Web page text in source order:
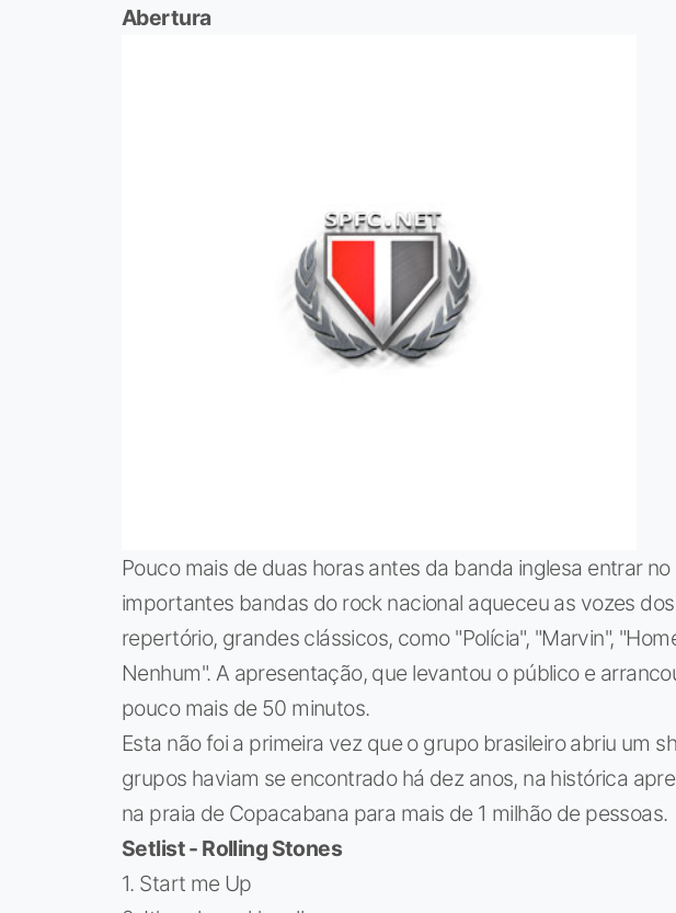
Abertura
Pouco mais de duas horas antes da banda inglesa entrar
importantes bandas do rock nacional aqueceu as vozes
repertório, grandes clássicos, como "Polícia", "Marvin",
Nenhum". A apresentação, que levantou o público e
pouco mais de 50 minutos.
Esta não foi a primeira vez que o grupo brasileiro abriu um
grupos haviam se encontrado há dez anos, na histórica
na praia de Copacabana para mais de 1 milhão de pessoas.
Setlist - Rolling Stones
1. Start me Up